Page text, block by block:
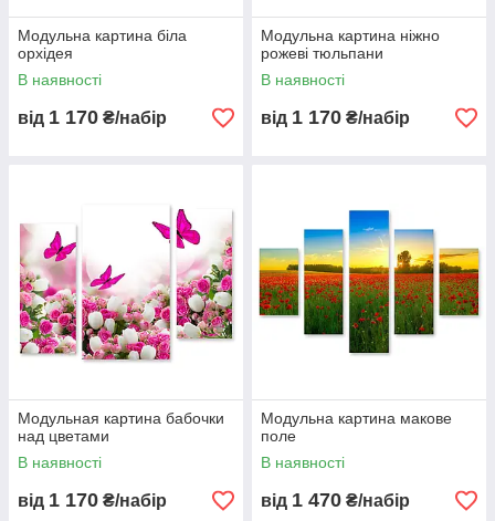
Модульна картина біла
орхідея
В наявності
від 1 170 ₴/набір
Модульна картина ніжно
рожеві тюльпани
В наявності
від 1 170 ₴/набір
Модульная картина бабочки
над цветами
В наявності
від 1 170 ₴/набір
Модульна картина макове
поле
В наявності
від 1 470 ₴/набір